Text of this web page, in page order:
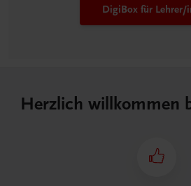
DigiBox für Lehrer/
Herzlich willkommen